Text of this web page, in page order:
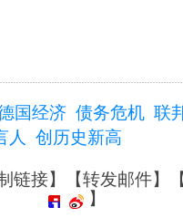
国经济 债务危机 联
人 创历史新高
链接】【转发邮件】
】